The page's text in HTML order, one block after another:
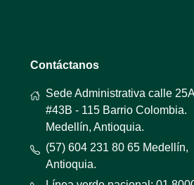
Contáctanos
Sede Administrativa calle
#43B - 115 Barrio Colombia.
Medellín, Antioquia.
(57) 604 231 80 65 Medellín,
Antioquia.